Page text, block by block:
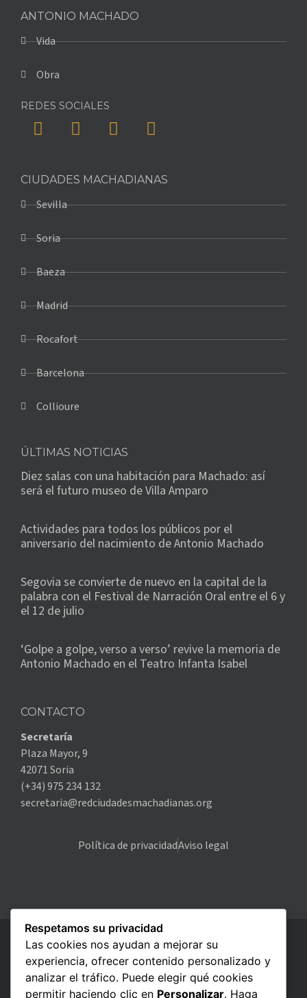
ANTONIO MACHADO
Vida
Obra
REDES SOCIALES
CIUDADES MACHADIANAS
Sevilla
Soria
Baeza
Madrid
Rocafort
Barcelona
Collioure
ÚLTIMAS NOTICIAS
Diez salas con una habitación para Machado: así
será el futuro museo de Villa Amparo
Actividades para todos los públicos por el
aniversario del nacimiento de Antonio Machado
Segovia se convierte de nuevo en la capital de la
palabra con el Festival de Narración Oral entre el 6 y
el 12 de julio
‘Golpe a golpe, verso a verso’ revive la memoria de
Antonio Machado en el Teatro Infanta Isabel
CONTACTO
Secretaría
Plaza Mayor, 9
42071 Soria
(+34) 975 234 132
secretaria@redciudadesmachadianas.org
Política de privacidadAviso legal
Respetamos su privacidad
Las cookies nos ayudan a mejorar su
experiencia, ofrecer contenido personalizado y
analizar el tráfico. Puede elegir qué cookies
permitir haciendo clic en Personalizar. Haga